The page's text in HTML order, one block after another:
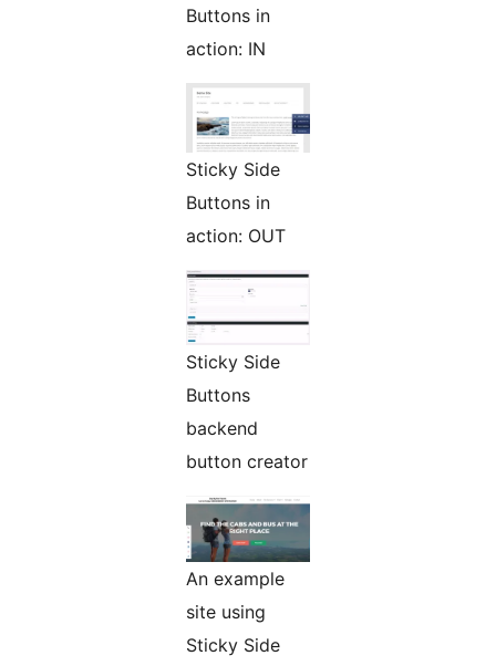
Buttons in
action: IN
Sticky Side
Buttons in
action: OUT
Sticky Side
Buttons
backend
button creator
An example
site using
Sticky Side